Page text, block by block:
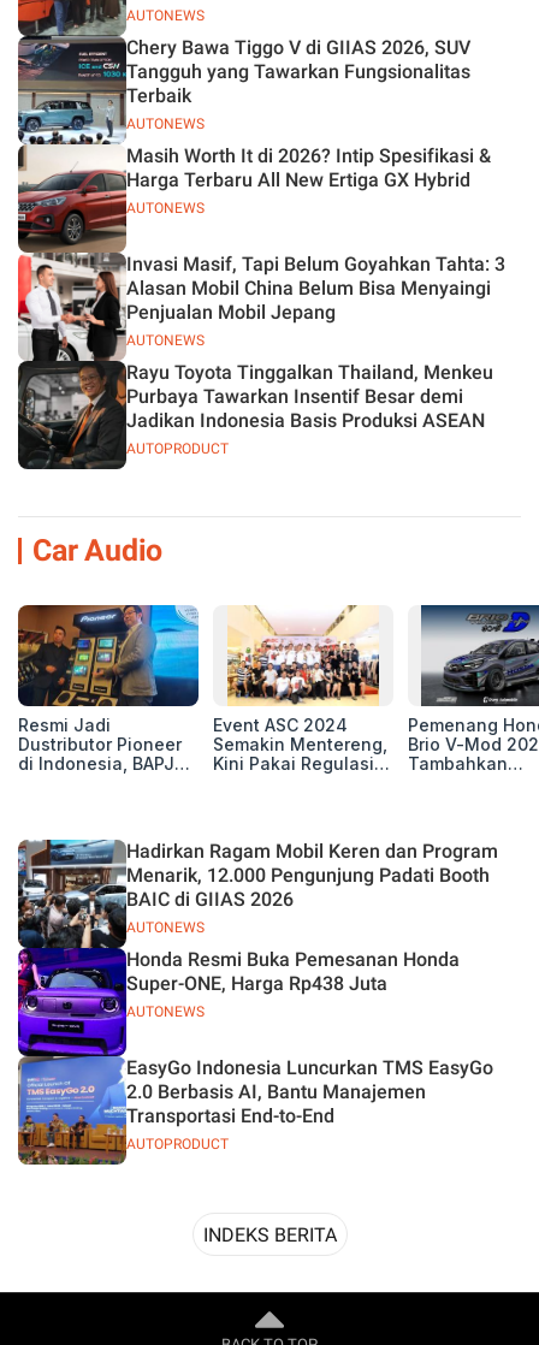
AUTONEWS
AUTONEWS
Chery Bawa Tiggo V di GIIAS 2026, SUV
Tangguh yang Tawarkan Fungsionalitas
Terbaik
AUTONEWS
Masih Worth It di 2026? Intip Spesifikasi &
Harga Terbaru All New Ertiga GX Hybrid
AUTONEWS
Invasi Masif, Tapi Belum Goyahkan Tahta: 3
Alasan Mobil China Belum Bisa Menyaingi
Penjualan Mobil Jepang
AUTOPRODUCT
Rayu Toyota Tinggalkan Thailand, Menkeu
Purbaya Tawarkan Insentif Besar demi
Jadikan Indonesia Basis Produksi ASEAN
Car Audio
Resmi Jadi
Dustributor Pioneer
di Indonesia, BAPJ
Event ASC 2024
Semakin Mentereng,
Kini Pakai Regulasi
Pemenang
Brio V-Mod
Tambahkan
AUTONEWS
Hadirkan Ragam Mobil Keren dan Program
Menarik, 12.000 Pengunjung Padati Booth
BAIC di GIIAS 2026
AUTONEWS
Honda Resmi Buka Pemesanan Honda
Super-ONE, Harga Rp438 Juta
AUTOPRODUCT
EasyGo Indonesia Luncurkan TMS EasyGo
2.0 Berbasis AI, Bantu Manajemen
Transportasi End-to-End
INDEKS BERITA